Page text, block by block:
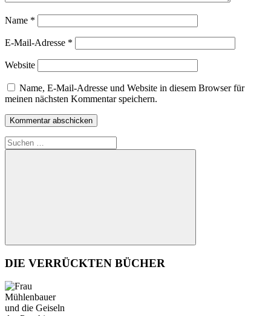
Name *
E-Mail-Adresse *
Website
Name, E-Mail-Adresse und Website in diesem Browser für
meinen nächsten Kommentar speichern.
Suchen
nach:
Suchen
DIE VERRÜCKTEN BÜCHER